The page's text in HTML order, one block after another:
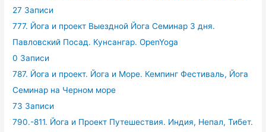
27 Записи
777. Йога и проект Выездной Йога Семинар 3 дня.
Павловский Посад. Кунсангар. OpenYoga
0 Записи
787. Йога и проект. Йога и Море. Кемпинг Фестиваль, Йога
Семинар на Черном море
73 Записи
790.-811. Йога и Проект Путешествия. Индия, Непал, Тибет.